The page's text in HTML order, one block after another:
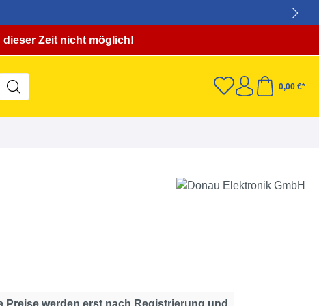
dieser Zeit nicht möglich!
0,00 €*
Preise werden erst nach Registrierung und